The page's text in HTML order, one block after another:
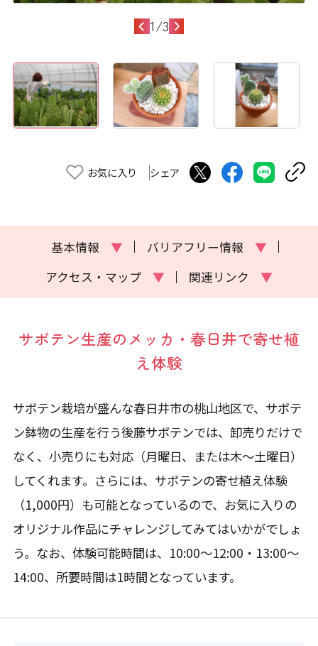
1/3
お気に入り シェア
基本情報 ▼ バリアフリー情報
▼
アクセス・マップ
▼ 関連リンク ▼
サボテン生産のメッカ・春日井で寄せ植
え体験
サボテン栽培が盛んな春日井市の桃山地区で、サボテ
ン鉢物の生産を行う後藤サボテンでは、卸売りだけで
なく、小売りにも対応（月曜日、または木～土曜日）
してくれます。さらには、サボテンの寄せ植え体験
（1,000円）も可能となっているので、お気に入りの
オリジナル作品にチャレンジしてみてはいかがでしょ
う。なお、体験可能時間は、10:00～12:00・13:00～
14:00、所要時間は1時間となっています。